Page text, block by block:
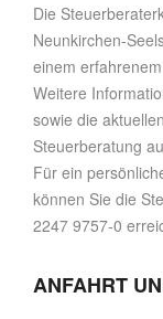
Die
Neunkirchen-
einem
Weitere
sowie die
Steuerberatung
Für ein
können Sie die
2247 9757-0
ANFAHRT